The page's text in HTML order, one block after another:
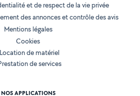
et de respect de la vie privée
des annonces et contrôle des avis
Mentions légales
Cookies
Location de matériel
de services
NOS APPLICATIONS